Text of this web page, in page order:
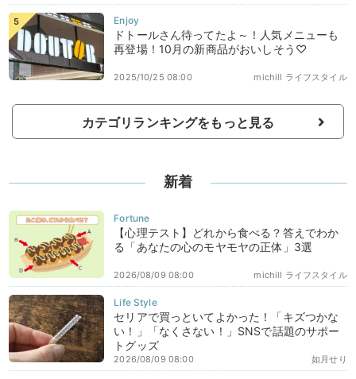
ドトールさん待ってたよ～！人気メニューも
再登場！10月の新商品がおいしそう♡
michill ライフスタイル
2025/10/25 08:00
カテゴリランキングをもっと見る
新着
【心理テスト】どれから食べる？答えでわか
る「あなたの心のモヤモヤの正体」3選
michill ライフスタイル
2026/08/09 08:00
セリアで買っといてよかった！「キズつかな
い！」「なくさない！」SNSで話題のサポー
トグッズ
如月せり
2026/08/09 08:00